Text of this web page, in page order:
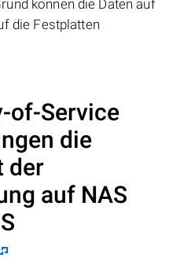
können die Daten auf
die Festplatten
of-Service
die
der
auf NAS